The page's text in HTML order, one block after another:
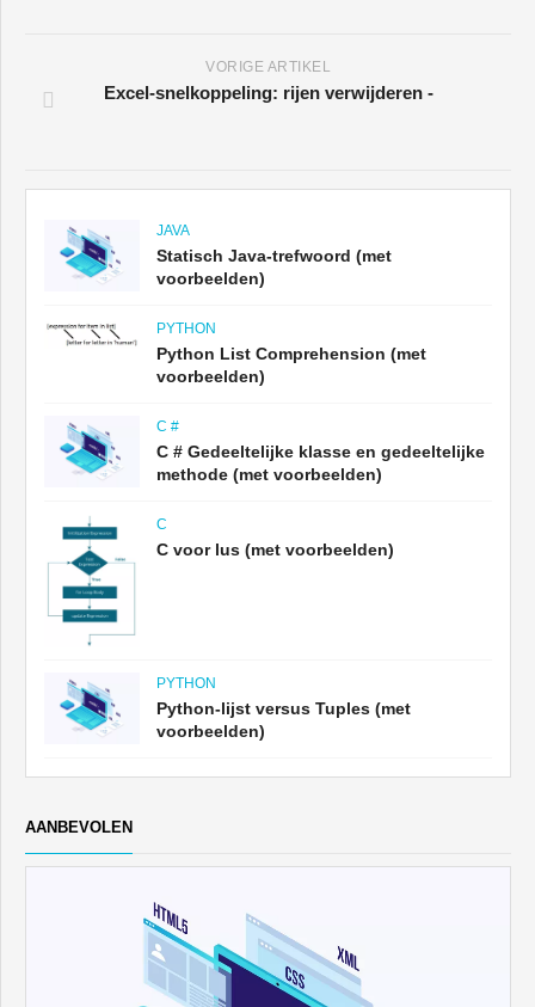
VORIGE ARTIKEL
Excel-snelkoppeling: rijen verwijderen -
JAVA
Statisch Java-trefwoord (met
voorbeelden)
PYTHON
Python List Comprehension (met
voorbeelden)
C #
C # Gedeeltelijke klasse en gedeeltelijke
methode (met voorbeelden)
C
C voor lus (met voorbeelden)
PYTHON
Python-lijst versus Tuples (met
voorbeelden)
AANBEVOLEN